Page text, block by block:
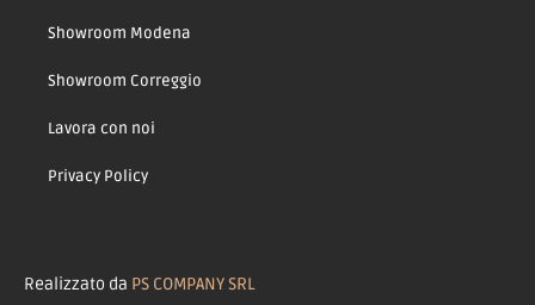
Showroom Modena
Showroom Correggio
Lavora con noi
Privacy Policy
Realizzato da PS COMPANY SRL